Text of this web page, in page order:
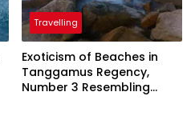
Travelling
Exoticism of Beaches in
Tanggamus Regency,
Number 3 Resembling